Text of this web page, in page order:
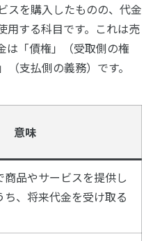
スを購入したものの、代金
用する科目です。これは売
は「債権」（受取側の権
支払側の義務）です。
意味
品やサービスを提供し
、将来代金を受け取る